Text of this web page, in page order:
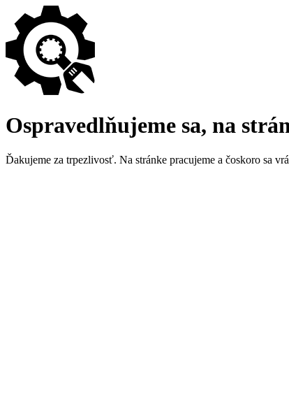
Ospravedlňujeme sa, na
Ďakujeme za trpezlivosť. Na stránke pracujeme a čoskoro sa